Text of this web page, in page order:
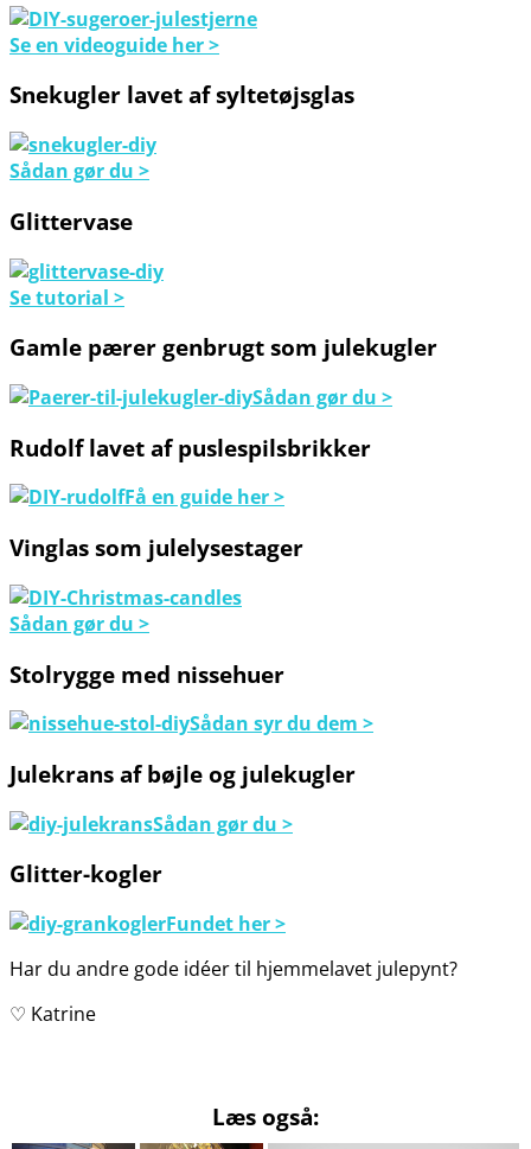
Se en videoguide her >
Snekugler lavet af syltetøjsglas
Sådan gør du >
Glittervase
Se tutorial >
Gamle pærer genbrugt som julekugler
Sådan gør du >
Rudolf lavet af puslespilsbrikker
Få en guide her >
Vinglas som julelysestager
Sådan gør du >
Stolrygge med nissehuer
Sådan syr du dem >
Julekrans af bøjle og julekugler
Sådan gør du >
Glitter-kogler
Fundet her >
Har du andre gode idéer til hjemmelavet julepynt?
♡ Katrine
Læs også: